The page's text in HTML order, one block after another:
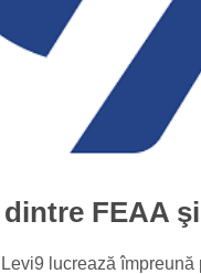
FEAA
lucrează